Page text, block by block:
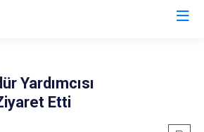
Yardımcısı
Etti